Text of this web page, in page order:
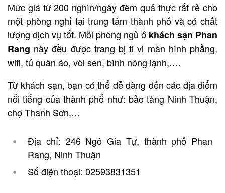
Mức giá từ 200 nghìn/ngày đêm quả thực rất rẻ cho
một phòng nghỉ tại trung tâm thành phố và có chất
lượng dịch vụ tốt. Mỗi phòng ngủ ở khách sạn Phan
Rang này đều được trang bị ti vi màn hình phẳng,
wifi, tủ quàn áo, vòi sen, bình nóng lạnh,….
Từ khách sạn, bạn có thể dễ dàng đến các địa điểm
nổi tiếng của thành phố như: bảo tàng Ninh Thuận,
chợ Thanh Sơn,…
Địa chỉ: 246 Ngô Gia Tự, thành phố Phan
Rang, Ninh Thuận
Số điện thoại: 02593831351